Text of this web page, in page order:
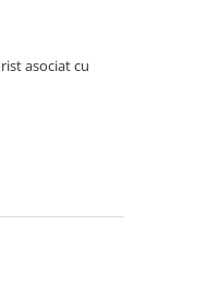
asociat cu